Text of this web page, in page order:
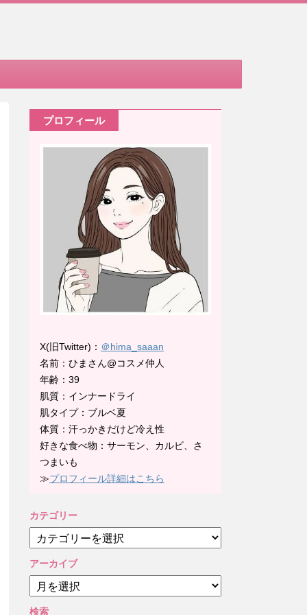
プロフィール
X(旧Twitter)： ＠hima_saaan
名前：ひまさん@コスメ仲人
年齢：39
肌質：インナードライ
肌タイプ：ブルベ夏
体質：汗っかきだけど冷え性
好きな食べ物：サーモン、カルビ、さ
つまいも
≫プロフィール詳細はこちら
カテゴリー
テ
ゴ
リ
ー
アーカイブ
ア
ー
カ
検索